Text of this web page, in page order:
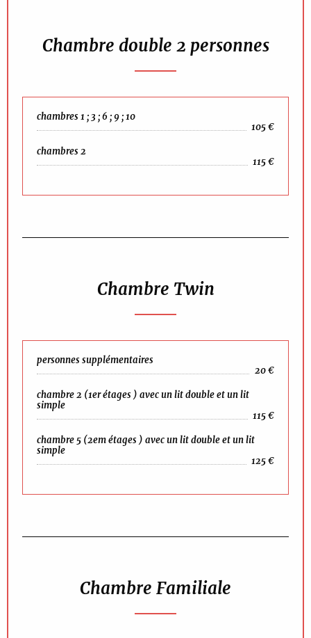
Chambre double 2 personnes
chambres 1 ; 3 ; 6 ; 9 ; 10
105 €
chambres 2
115 €
Chambre Twin
personnes supplémentaires
20 €
chambre 2 (1er étages ) avec un lit double et un lit
simple
115 €
chambre 5 (2em étages ) avec un lit double et un lit
simple
125 €
Chambre Familiale